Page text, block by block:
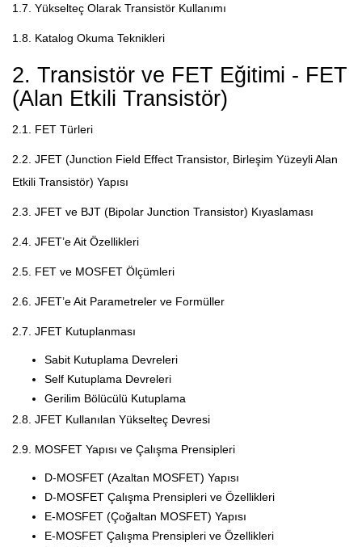
1.7. Yükselteç Olarak Transistör Kullanımı
1.8. Katalog Okuma Teknikleri
2. Transistör ve FET Eğitimi - FET
(Alan Etkili Transistör)
2.1. FET Türleri
2.2. JFET (Junction Field Effect Transistor, Birleşim Yüzeyli Alan
Etkili Transistör) Yapısı
2.3. JFET ve BJT (Bipolar Junction Transistor) Kıyaslaması
2.4. JFET’e Ait Özellikleri
2.5. FET ve MOSFET Ölçümleri
2.6. JFET’e Ait Parametreler ve Formüller
2.7. JFET Kutuplanması
Sabit Kutuplama Devreleri
Self Kutuplama Devreleri
Gerilim Bölücülü Kutuplama
2.8. JFET Kullanılan Yükselteç Devresi
2.9. MOSFET Yapısı ve Çalışma Prensipleri
D-MOSFET (Azaltan MOSFET) Yapısı
D-MOSFET Çalışma Prensipleri ve Özellikleri
E-MOSFET (Çoğaltan MOSFET) Yapısı
E-MOSFET Çalışma Prensipleri ve Özellikleri